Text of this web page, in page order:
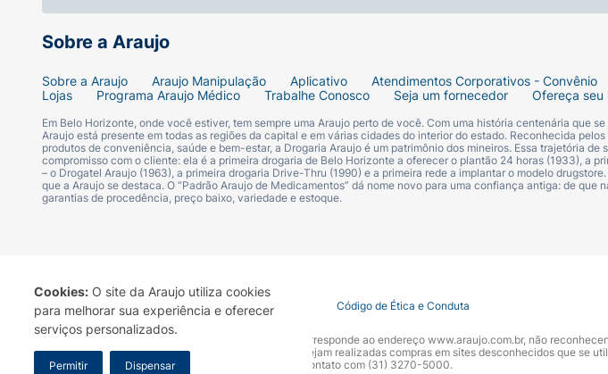
Cookies: O site da Araujo utiliza cookies
para melhorar sua experiência e oferecer
serviços personalizados.
Permitir Dispensar
Sobre a Araujo
Sobre a Araujo Araujo Manipulação Aplicativo Atendimentos Corporativos - Convênio
Lojas
Programa Araujo Médico Trabalhe Conosco Seja um fornecedor Ofereça seu
Em Belo Horizonte, onde você estiver, tem sempre uma Araujo perto de você. Com uma história centenária que
Araujo está presente em todas as regiões da capital e em várias cidades do interior do estado. Reconhecida
produtos de conveniência, saúde e bem-estar, a Drogaria Araujo é um patrimônio dos mineiros. Essa trajetória de
compromisso com o cliente: ela é a primeira drogaria de Belo Horizonte a oferecer o plantão 24 horas (1933), a
– o Drogatel Araujo (1963), a primeira drogaria Drive-Thru (1990) e a primeira rede a implantar o modelo
que a Araujo se destaca. O “Padrão Araujo de Medicamentos” dá nome novo para uma confiança antiga: de que
garantias de procedência, preço baixo, variedade e estoque.
Termo de Uso Portal da Privacidade Covid-19 Código de Ética e Conduta
A Drogaria Araujo S/A informa que o seu site oficial corresponde ao endereço www.araujo.com.br, não
marca. Para sua segurança recomendamos que não sejam realizadas compras em sites desconhecidos que se
Araujo S.A. Em caso de dúvidas, gentileza entrar em contato com (31) 3270-5000.